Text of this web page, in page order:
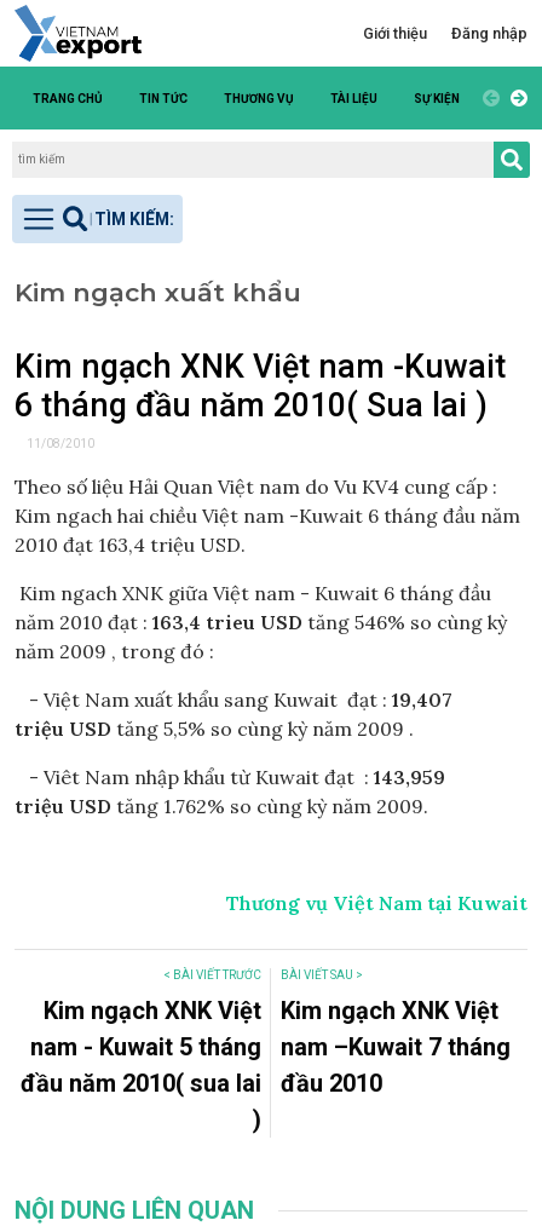
Giới thiệu Đăng nhập
TRANG CHỦ TIN TỨC THƯƠNG VỤ TÀI LIỆU SỰ KIỆN DANH
Kim ngạch xuất khẩu
Kim ngạch XNK Việt nam -Kuwait
6 tháng đầu năm 2010( Sua lai )
11/08/2010
Theo số liệu Hải Quan Việt nam do Vu KV4 cung cấp :
Kim ngach hai chiều Việt nam -Kuwait 6 tháng đầu năm
2010 đạt 163,4 triệu USD.
Kim ngach XNK giữa Việt nam - Kuwait 6 tháng đầu
năm 2010 đạt : 163,4 trieu USD tăng 546% so cùng kỳ
năm 2009 , trong đó :
- Việt Nam xuất khẩu sang Kuwait đạt : 19,407
triệu USD tăng 5,5% so cùng kỳ năm 2009 .
- Viêt Nam nhập khẩu từ Kuwait đạt : 143,959
triệu USD tăng 1.762% so cùng kỳ năm 2009.
Thương vụ Việt Nam tại Kuwait
< BÀI VIẾT TRƯỚC
Kim ngạch XNK Việt
nam - Kuwait 5 tháng
đầu năm 2010( sua lai
)
BÀI VIẾT SAU >
Kim ngạch XNK Việt
nam –Kuwait 7 tháng
đầu 2010
NỘI DUNG LIÊN QUAN